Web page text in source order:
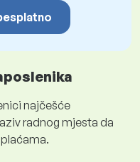
najčešće
radnog mjesta da